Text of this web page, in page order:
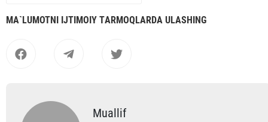
MА`LUMOTNI IJTIMOIY TАRMOQLАRDА ULАSHING
Muallif